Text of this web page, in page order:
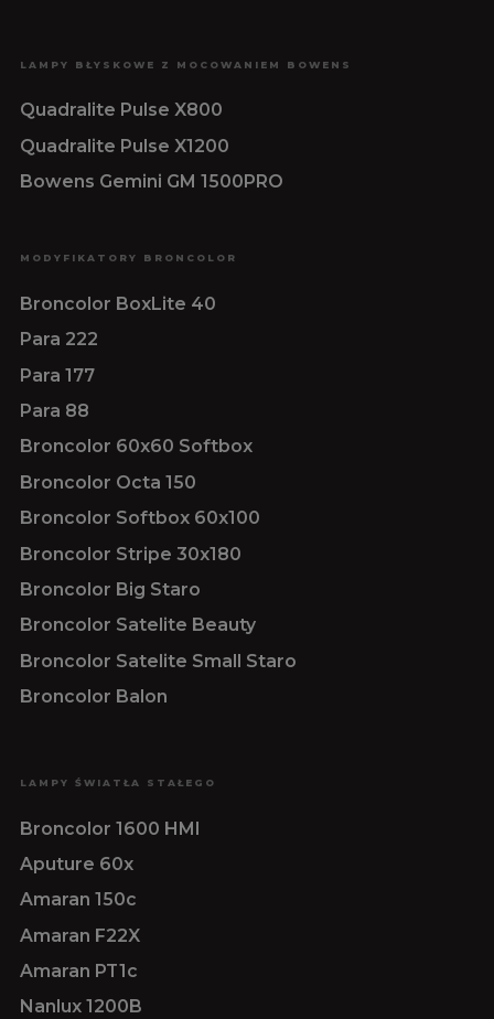
LAMPY BŁYSKOWE Z MOCOWANIEM BOWENS
Quadralite Pulse X800
Quadralite Pulse X1200
Bowens Gemini GM 1500PRO
MODYFIKATORY BRONCOLOR
Broncolor BoxLite 40
Para 222
Para 177
Para 88
Broncolor 60x60 Softbox
Broncolor Octa 150
Broncolor Softbox 60x100
Broncolor Stripe 30x180
Broncolor Big Staro
Broncolor Satelite Beauty
Broncolor Satelite Small Staro
Broncolor Balon
LAMPY ŚWIATŁA STAŁEGO
Broncolor 1600 HMI
Aputure 60x
Amaran 150c
Amaran F22X
Amaran PT1c
Nanlux 1200B